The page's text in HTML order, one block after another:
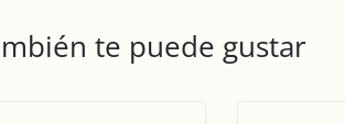
te puede gustar